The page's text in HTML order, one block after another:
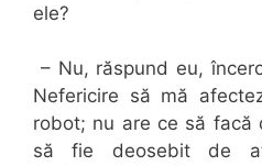
ele?
– Nu, răspund eu,
Nefericire să mă
robot; nu are ce să facă
să fie deosebit de